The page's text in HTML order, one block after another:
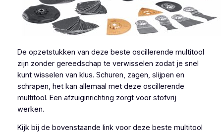
De opzetstukken van deze beste oscillerende multitool
zijn zonder gereedschap te verwisselen zodat je snel
kunt wisselen van klus. Schuren, zagen, slijpen en
schrapen, het kan allemaal met deze oscillerende
multitool. Een afzuiginrichting zorgt voor stofvrij
werken.
Kijk bij de bovenstaande link voor deze beste multitool